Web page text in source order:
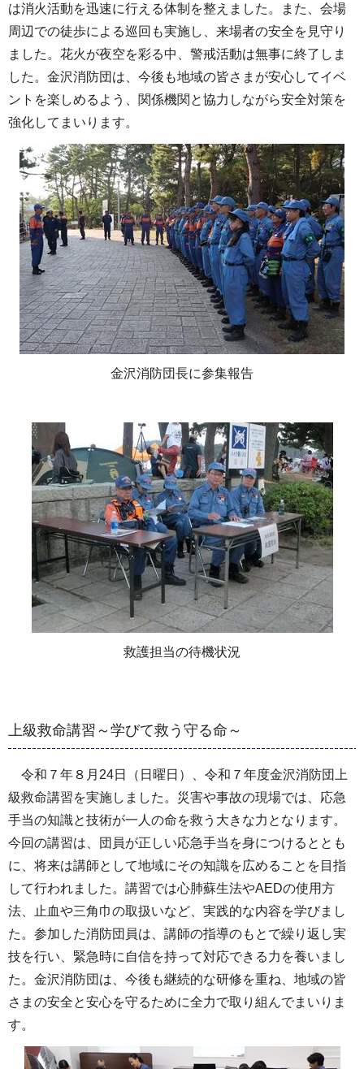
は消火活動を迅速に行える体制を整えました。また、会場
周辺での徒歩による巡回も実施し、来場者の安全を見守り
ました。花火が夜空を彩る中、警戒活動は無事に終了しま
した。金沢消防団は、今後も地域の皆さまが安心してイベ
ントを楽しめるよう、関係機関と協力しながら安全対策を
強化してまいります。
金沢消防団長に参集報告
救護担当の待機状況
上級救命講習～学びて救う守る命～
令和７年８月24日（日曜日）、令和７年度金沢消防団上
級救命講習を実施しました。災害や事故の現場では、応急
手当の知識と技術が一人の命を救う大きな力となります。
今回の講習は、団員が正しい応急手当を身につけるととも
に、将来は講師として地域にその知識を広めることを目指
して行われました。講習では心肺蘇生法やAEDの使用方
法、止血や三角巾の取扱いなど、実践的な内容を学びまし
た。参加した消防団員は、講師の指導のもとで繰り返し実
技を行い、緊急時に自信を持って対応できる力を養いまし
た。金沢消防団は、今後も継続的な研修を重ね、地域の皆
さまの安全と安心を守るために全力で取り組んでまいりま
す。